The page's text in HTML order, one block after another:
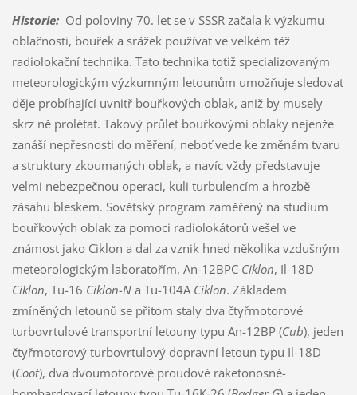
Historie:Od poloviny 70. let se v SSSR začala k výzkumu
oblačnosti, bouřek a srážek používat ve velkém též
radiolokační technika. Tato technika totiž specializovaným
meteorologickým výzkumným letounům umožňuje sledovat
děje probíhající uvnitř bouřkových oblak, aniž by musely
skrz ně prolétat. Takový průlet bouřkovými oblaky nejenže
zanáší nepřesnosti do měření, neboť vede ke změnám tvaru
a struktury zkoumaných oblak, a navíc vždy představuje
velmi nebezpečnou operaci, kuli turbulencím a hrozbě
zásahu bleskem. Sovětský program zaměřený na studium
bouřkových oblak za pomoci radiolokátorů vešel ve
známost jako Ciklon a dal za vznik hned několika vzdušným
meteorologickým laboratořím, An-12BPC Ciklon, Il-18D
Ciklon, Tu-16 Ciklon-Na Tu-104A Ciklon. Základem
zmíněných letounů se přitom staly dva čtyřmotorové
turbovrtulové transportní letouny typu An-12BP (Cub), jeden
čtyřmotorový turbovrtulový dopravní letoun typu Il-18D
(Coot), dva dvoumotorové proudové raketonosné-